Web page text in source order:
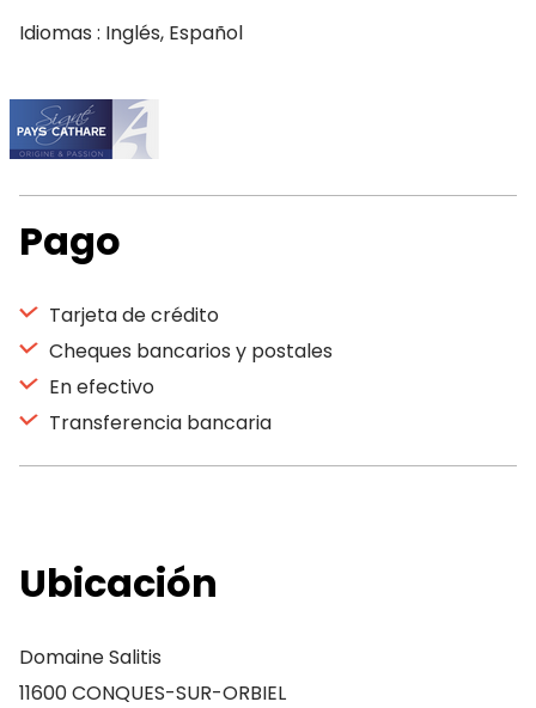
Idiomas : Inglés, Español
Pago
Tarjeta de crédito
Cheques bancarios y postales
En efectivo
Transferencia bancaria
Ubicación
Domaine Salitis
11600 CONQUES-SUR-ORBIEL